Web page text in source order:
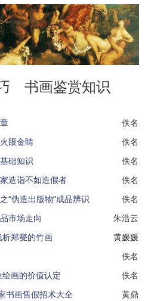
书画鉴赏知识
佚名
眼金睛
佚名
础知识
佚名
造诣不如造假者
佚名
“伪造出版物”成品辨识
佚名
市场走向
朱浩云
郑燮的竹画
黄媛媛
佚名
画的价值认定
佚名
书画售假招术大全
黄鼎